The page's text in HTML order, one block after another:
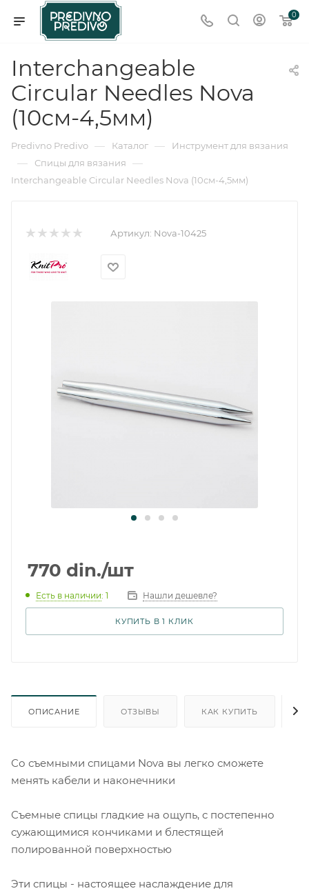
0
Interchangeable
Circular Needles Nova
(10см-4,5мм)
Predivno Predivo — Каталог — Инструмент для вязания
— Спицы для вязания —
Interchangeable Circular Needles Nova (10см-4,5мм)
Артикул: Nova-10425
770 din./шт
Есть в наличии: 1 Нашли дешевле?
КУПИТЬ В 1 КЛИК
ОПИСАНИЕ ОТЗЫВЫ КАК КУПИТЬ
Со съемными спицами Nova вы легко сможете
менять кабели и наконечники
Съемные спицы гладкие на ощупь, с постепенно
сужающимися кончиками и блестящей
полированной поверхностью
Эти спицы - настоящее наслаждение для